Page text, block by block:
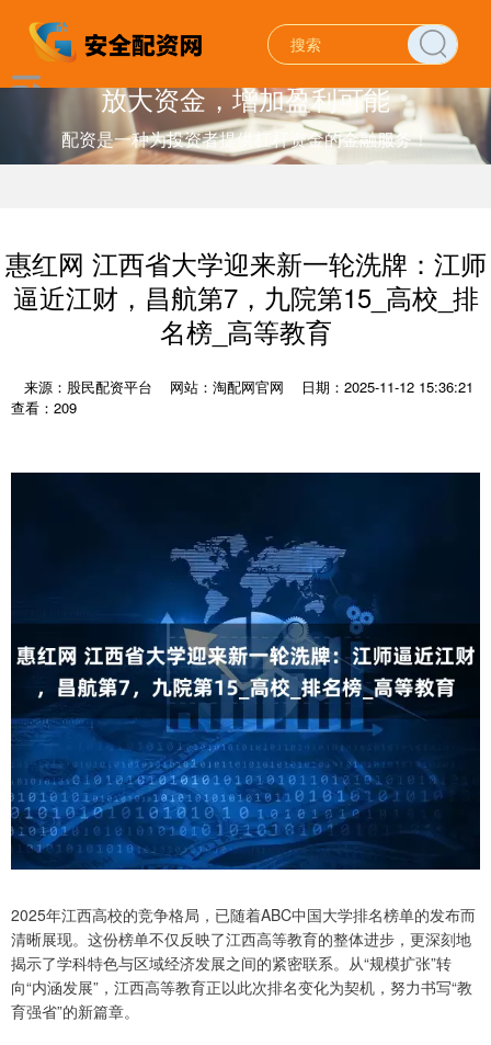
放大资金，增加盈利可能
配资是一种为投资者提供杠杆资金的金融服务！
惠红网 江西省大学迎来新一轮洗牌：江师
逼近江财，昌航第7，九院第15_高校_排
名榜_高等教育
来源：股民配资平台 网站：淘配网官网
日期：2025-11-12 15:36:21
查看：209
2025年江西高校的竞争格局，已随着ABC中国大学排名榜单的发布而
清晰展现。这份榜单不仅反映了江西高等教育的整体进步，更深刻地
揭示了学科特色与区域经济发展之间的紧密联系。从“规模扩张”转
向“内涵发展”，江西高等教育正以此次排名变化为契机，努力书写“教
育强省”的新篇章。